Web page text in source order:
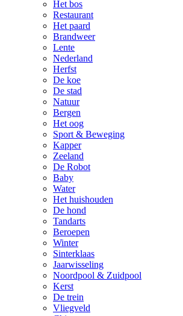
Het bos
Restaurant
Het paard
Brandweer
Lente
Nederland
Herfst
De koe
De stad
Natuur
Bergen
Het oog
Sport & Beweging
Kapper
Zeeland
De Robot
Baby
Water
Het huishouden
De hond
Tandarts
Beroepen
Winter
Sinterklaas
Jaarwisseling
Noordpool & Zuidpool
Kerst
De trein
Vliegveld